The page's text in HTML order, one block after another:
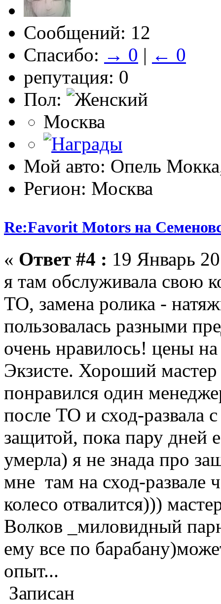
Сообщений: 12
Спасибо: → 0 | ← 0
репутация: 0
Пол:
Москва
Мой авто: Опель
Регион: Москва
Re:Favorit Motors на
« Ответ #4 : 19 Январь
я там обслуживала свою
ТО, замена ролика -
пользовалась разными
очень нравилось! цены на
Экзисте. Хороший
понравился один
после ТО и сход-развала
защитой, пока пару дней
умерла) я не знада про
мне там на сход-развале
колесо отвалится)))
Волков _миловидный
ему все по
опыт...
Записан